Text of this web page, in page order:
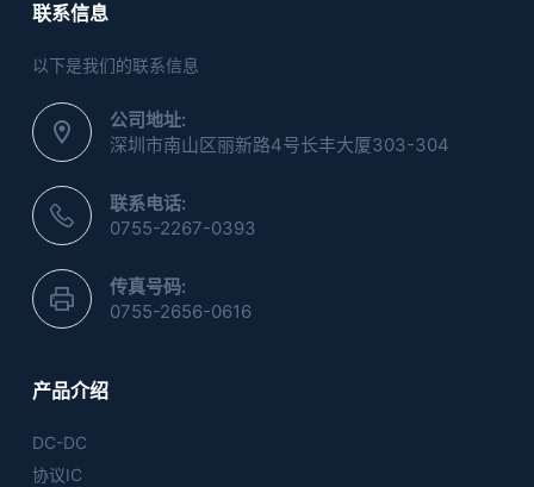
联系信息
以下是我们的联系信息
公司地址:
深圳市南山区丽新路4号长丰大厦303-304
联系电话:
0755-2267-0393
传真号码:
0755-2656-0616
产品介绍
DC-DC
协议IC